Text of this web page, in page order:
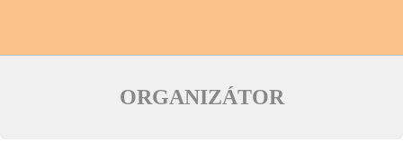
ORGANIZÁTOR